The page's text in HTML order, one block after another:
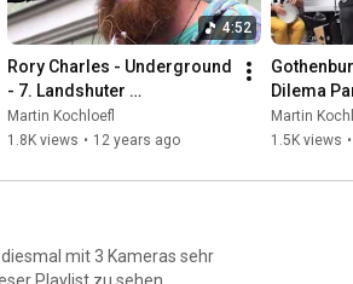
4:52
Rory Charles - Underground
- 7. Landshuter
Stadtspektakel 2013
Martin Kochloefl
1.8K views • 12 years ago
Dilema
2013
Martin
1.5K views •
mit 3 Kameras sehr
Playlist zu sehen.